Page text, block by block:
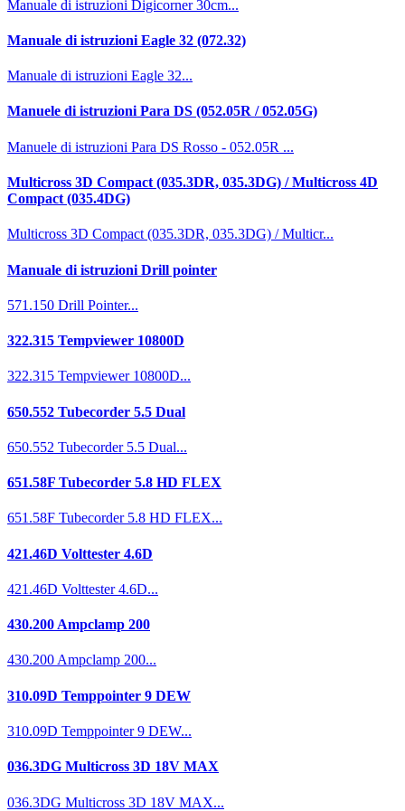
Manuale di istruzioni Digicorner 30cm...
Manuale di istruzioni Eagle 32 (072.32)
Manuale di istruzioni Eagle 32...
Manuele di istruzioni Para DS (052.05R / 052.05G)
Manuele di istruzioni Para DS Rosso - 052.05R ...
Multicross 3D Compact (035.3DR, 035.3DG) / Multicross 4D
Compact (035.4DG)
Multicross 3D Compact (035.3DR, 035.3DG) / Multicr...
Manuale di istruzioni Drill pointer
571.150 Drill Pointer...
322.315 Tempviewer 10800D
322.315 Tempviewer 10800D...
650.552 Tubecorder 5.5 Dual
650.552 Tubecorder 5.5 Dual...
651.58F Tubecorder 5.8 HD FLEX
651.58F Tubecorder 5.8 HD FLEX...
421.46D Volttester 4.6D
421.46D Volttester 4.6D...
430.200 Ampclamp 200
430.200 Ampclamp 200...
310.09D Temppointer 9 DEW
310.09D Temppointer 9 DEW...
036.3DG Multicross 3D 18V MAX
036.3DG Multicross 3D 18V MAX...